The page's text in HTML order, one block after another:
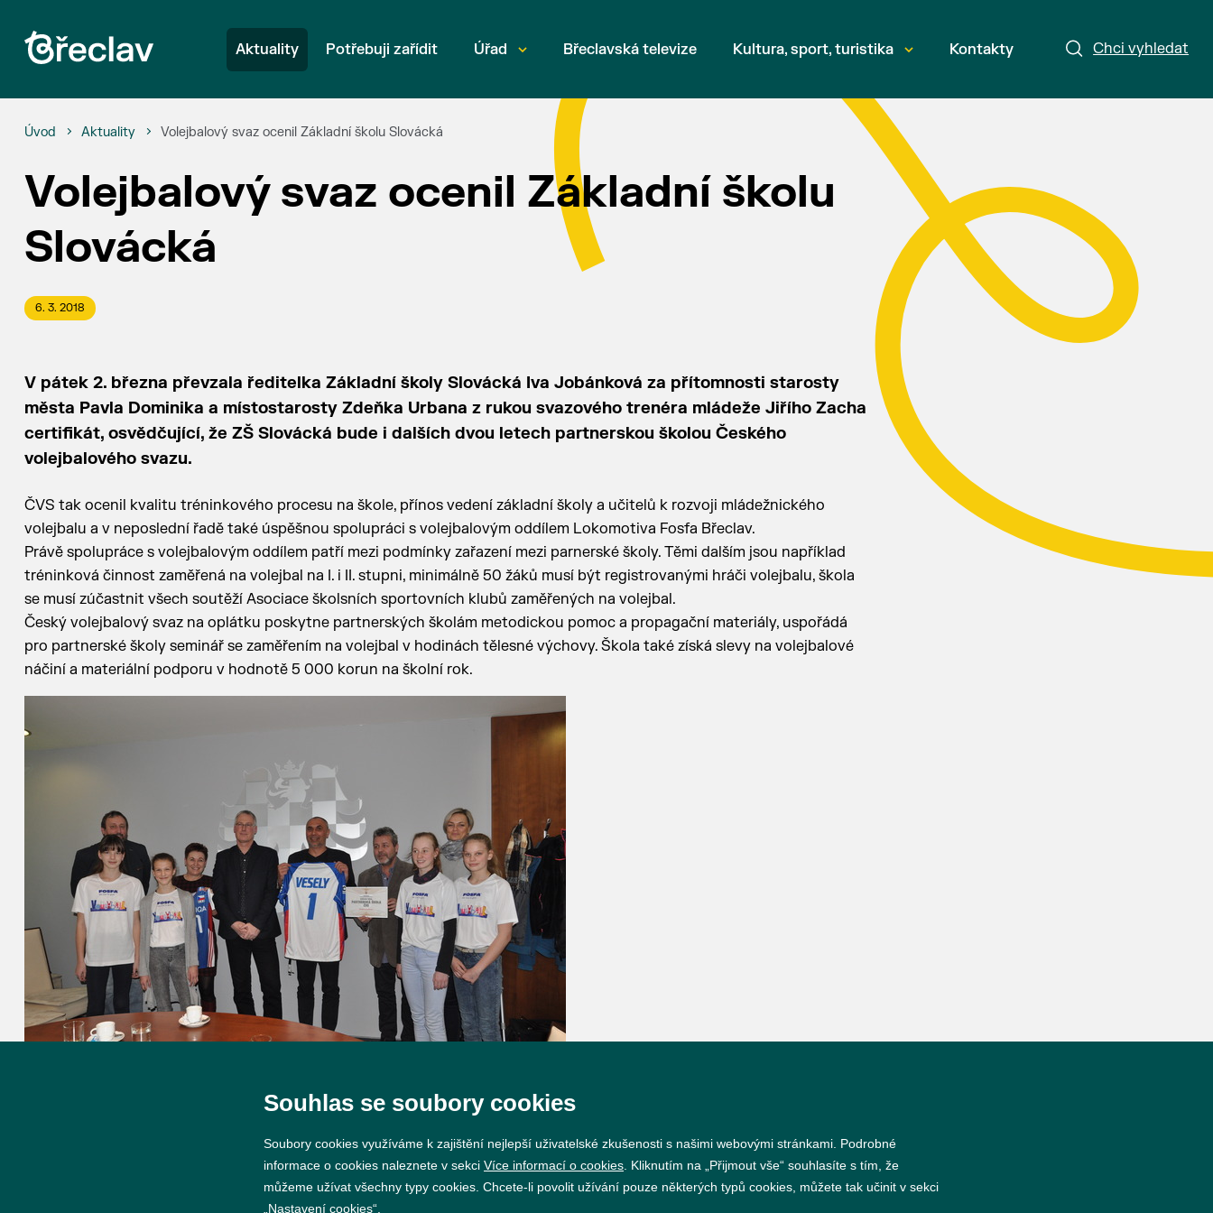
Chci vyhledat
Aktuality Potřebuji zařídit Úřad Břeclavská televize Kultura, sport, turistika Kontakty
Úvod Aktuality Volejbalový svaz ocenil Základní školu Slovácká
Volejbalový svaz ocenil Základní školu
Slovácká
6. 3. 2018
V pátek 2. března převzala ředitelka Základní školy Slovácká Iva Jobánková za přítomnosti starosty
města Pavla Dominika a místostarosty Zdeňka Urbana z rukou svazového trenéra mládeže Jiřího Zacha
certifikát, osvědčující, že ZŠ Slovácká bude i dalších dvou letech partnerskou školou Českého
volejbalového svazu.
ČVS tak ocenil kvalitu tréninkového procesu na škole, přínos vedení základní školy a učitelů k rozvoji mládežnického
volejbalu a v neposlední řadě také úspěšnou spolupráci s volejbalovým oddílem Lokomotiva Fosfa Břeclav.
Právě spolupráce s volejbalovým oddílem patří mezi podmínky zařazení mezi parnerské školy. Těmi dalším jsou například
tréninková činnost zaměřená na volejbal na I. i II. stupni, minimálně 50 žáků musí být registrovanými hráči volejbalu, škola
se musí zúčastnit všech soutěží Asociace školsních sportovních klubů zaměřených na volejbal.
Český volejbalový svaz na oplátku poskytne partnerských školám metodickou pomoc a propagační materiály, uspořádá
pro partnerské školy seminář se zaměřením na volejbal v hodinách tělesné výchovy. Škola také získá slevy na volejbalové
náčiní a materiální podporu v hodnotě 5 000 korun na školní rok.
Souhlas se soubory cookies
Soubory cookies využíváme k zajištění nejlepší uživatelské zkušenosti s našimi webovými stránkami. Podrobné
informace o cookies naleznete v sekci Více informací o cookies . Kliknutím na „Přijmout vše“ souhlasíte s tím, že
můžeme užívat všechny typy cookies. Chcete-li povolit užívání pouze některých typů cookies, můžete tak učinit v sekci
„Nastavení cookies“.